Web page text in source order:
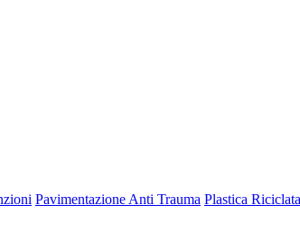
Pavimentazione Anti Trauma Plastica Riciclata